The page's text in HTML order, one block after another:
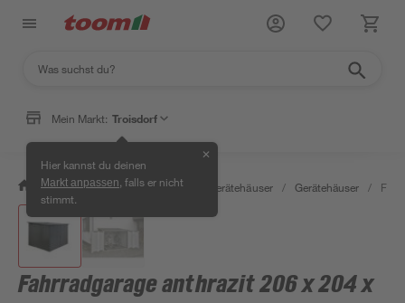
Mein Markt: Troisdorf
Hier kannst du deinen
Markt anpassen , falls er nicht
stimmt.
✕
/ Garten & Freizeit / Garten- & Gerätehäuser / Gerätehäuser /
Fahrradgarage anthrazit 206 x 204 x